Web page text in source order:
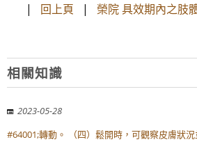
| 回上頁 | 榮院 具效期內之肢
相關知識
2023-05-28
#64001;轉動。 （四）鬆開時，可觀察皮膚狀